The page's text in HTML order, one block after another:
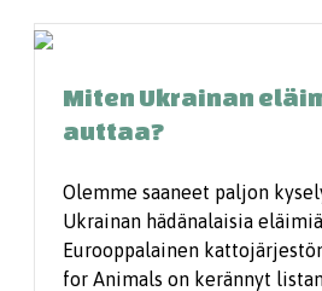
Miten Ukrainan
auttaa?
Olemme saaneet paljon
Ukrainan hädänalaisia
Eurooppalainen
for Animals on kerännyt